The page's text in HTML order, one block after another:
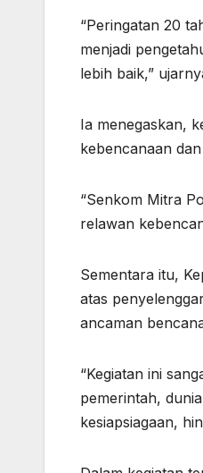
“Peringatan 20
menjadi
lebih baik,”
Ia menegaskan,
kebencanaan
“Senkom Mitra
relawan
Sementara itu,
atas
ancaman
“Kegiatan ini
pemerintah,
kesiapsiagaan,